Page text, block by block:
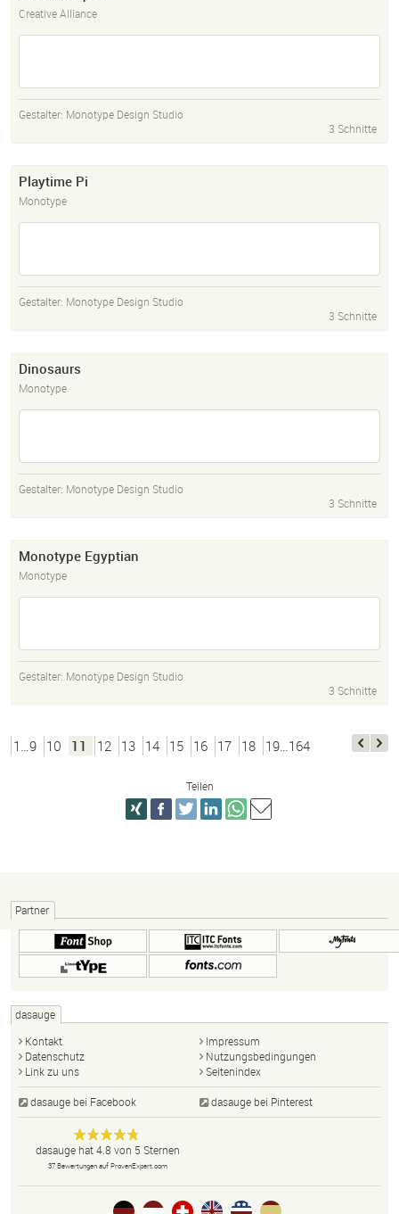
Creative Alliance
Gestalter: Monotype Design Studio
3 Schnitte
Playtime Pi
Monotype
Gestalter: Monotype Design Studio
3 Schnitte
Dinosaurs
Monotype
Gestalter: Monotype Design Studio
3 Schnitte
Monotype Egyptian
Monotype
Gestalter: Monotype Design Studio
3 Schnitte
1…9 10 11 12 13 14 15 16 17 18 19…164
Teilen
Partner
dasauge
Kontakt
Impressum
Datenschutz
Nutzungsbedingungen
Link zu uns
Seitenindex
dasauge bei Facebook dasauge bei Pinterest
dasauge
Designer,
Fotografen,
Agenturen,
Portfolios
Anonym
dasaugehat4.8 von 5 Sternen
37Bewertungen auf ProvenExpert.com